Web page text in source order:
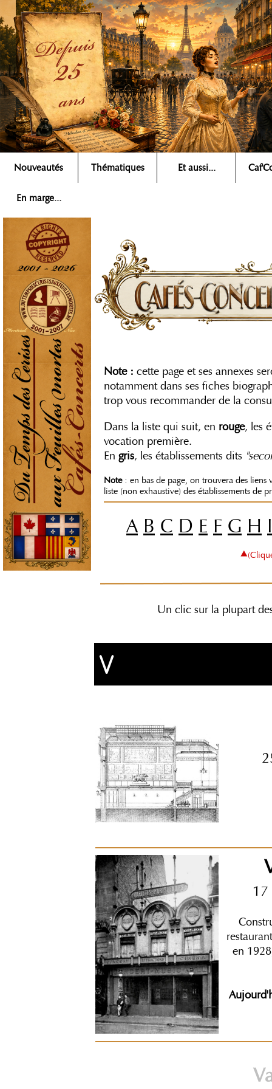
Nouveautés Thématiques Et aussi...
En marge...
Rechercher ▶
Note : cette page et ses annexes
notamment dans ses fiches
trop vous recommander de la
Dans la liste qui suit, en rouge, les
vocation première.
Engris, les établissements dits
Note: en bas de page, on trouvera des liens
liste (non exhaustive) des établissements de
A B C D E F G H I
⯅
Un clic sur la plupart
V
en